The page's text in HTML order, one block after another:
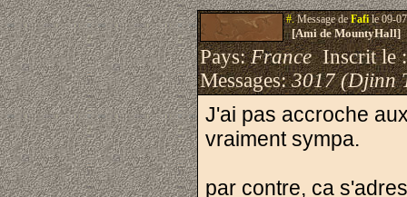
#.Message deFafile 09-
[Ami de MountyHall]
Pays:FranceInscrit le
Messages:3017 (Djinn
J'ai pas accroche
vraiment sympa.
par contre, ca